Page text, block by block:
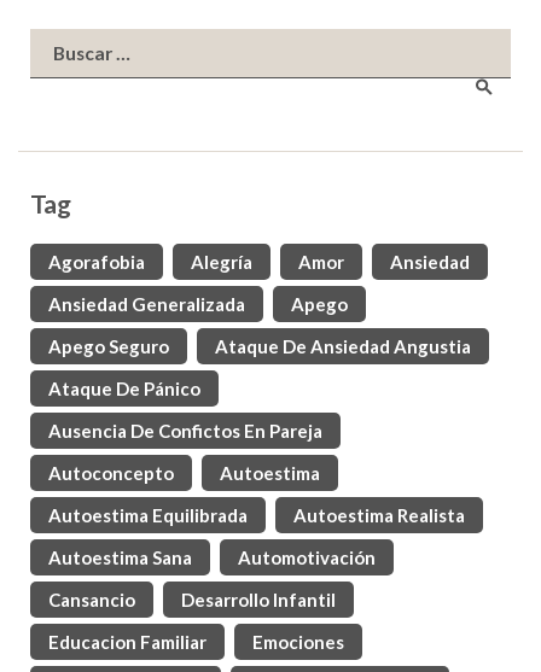
Buscar:
Tag
Agorafobia Alegría Amor
Ansiedad
Ansiedad Generalizada
Apego
Apego Seguro
Ataque De Ansiedad Angustia
Ataque De Pánico
Ausencia De Confictos En Pareja
Autoconcepto
Autoestima
Autoestima Equilibrada
Autoestima Realista
Autoestima Sana
Automotivación
Cansancio
Desarrollo Infantil
Educacion Familiar
Emociones